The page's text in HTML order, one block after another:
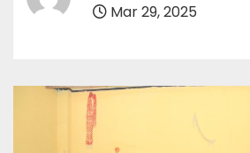
Mar 29, 2025